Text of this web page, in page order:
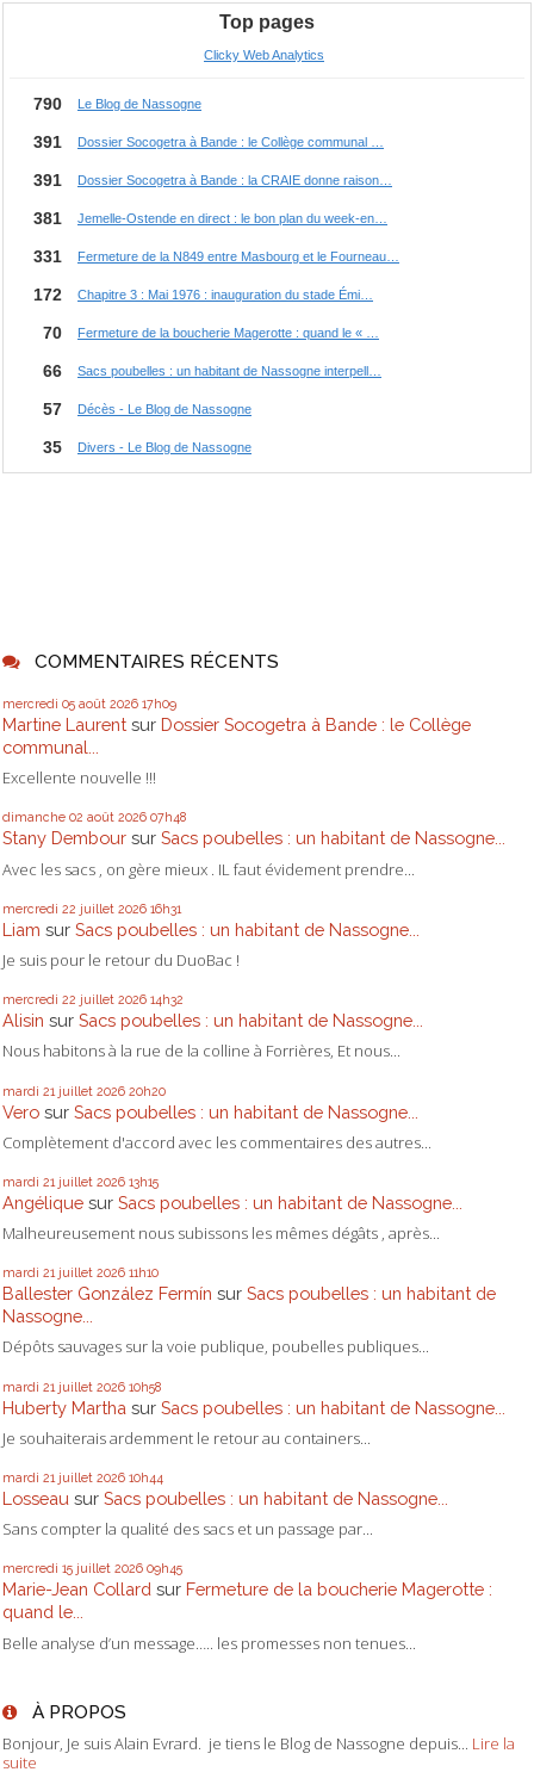
COMMENTAIRES RÉCENTS
mercredi 05 août 2026 17h09
Martine Laurent sur Dossier Socogetra à Bande : le Collège
communal...
Excellente nouvelle !!!
dimanche 02 août 2026 07h48
Stany Dembour sur Sacs poubelles : un habitant de Nassogne...
Avec les sacs , on gère mieux . IL faut évidement prendre...
mercredi 22 juillet 2026 16h31
Liam sur Sacs poubelles : un habitant de Nassogne...
Je suis pour le retour du DuoBac !
mercredi 22 juillet 2026 14h32
Alisin sur Sacs poubelles : un habitant de Nassogne...
Nous habitons à la rue de la colline à Forrières, Et nous...
mardi 21 juillet 2026 20h20
Vero sur Sacs poubelles : un habitant de Nassogne...
Complètement d'accord avec les commentaires des autres...
mardi 21 juillet 2026 13h15
Angélique sur Sacs poubelles : un habitant de Nassogne...
Malheureusement nous subissons les mêmes dégâts , après...
mardi 21 juillet 2026 11h10
Ballester González Fermín sur Sacs poubelles : un habitant de
Nassogne...
Dépôts sauvages sur la voie publique, poubelles publiques...
mardi 21 juillet 2026 10h58
Huberty Martha sur Sacs poubelles : un habitant de Nassogne...
Je souhaiterais ardemment le retour au containers...
mardi 21 juillet 2026 10h44
Losseau sur Sacs poubelles : un habitant de Nassogne...
Sans compter la qualité des sacs et un passage par...
mercredi 15 juillet 2026 09h45
Marie-Jean Collard sur Fermeture de la boucherie Magerotte :
quand le...
Belle analyse d’un message….. les promesses non tenues...
À PROPOS
Bonjour, Je suis Alain Evrard. je tiens le Blog de Nassogne depuis... Lire la
suite